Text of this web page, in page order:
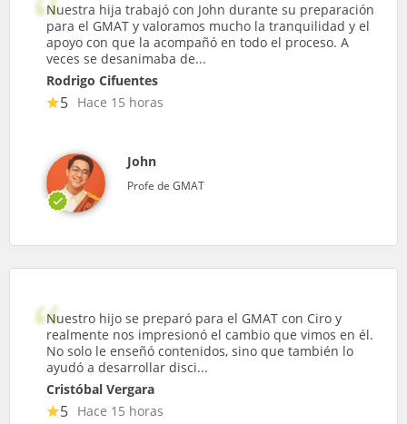
Nuestra hija trabajó con John durante su preparación
para el GMAT y valoramos mucho la tranquilidad y el
apoyo con que la acompañó en todo el proceso. A
veces se desanimaba de...
Rodrigo Cifuentes
5 Hace 15 horas
John
Profe de GMAT
Nuestro hijo se preparó para el GMAT con Ciro y
realmente nos impresionó el cambio que vimos en él.
No solo le enseñó contenidos, sino que también lo
ayudó a desarrollar disci...
Cristóbal Vergara
5 Hace 15 horas